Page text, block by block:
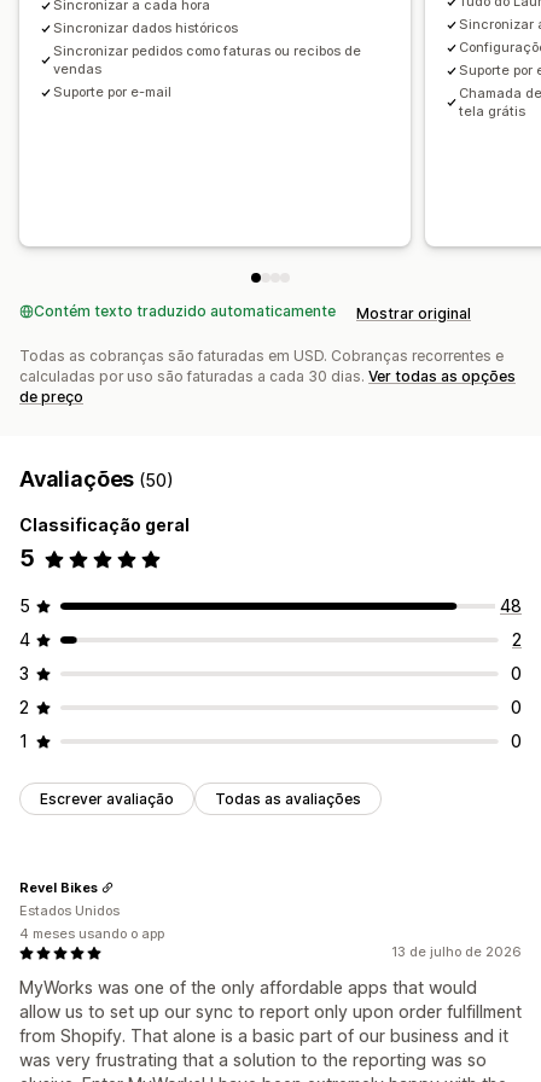
Sincronização de estoque em tempo real
Mapeamento de tributos sobre vendas
Conciliação bancária
Sincronizar a cada hora
Sincronizar dados históricos
Sincronizar pedidos como faturas ou recibos de
vendas
Suporte por e-mail
Sincronizar
Suporte por
Chamada
tela grátis
Contém texto traduzido automaticamente Mostrar original
Todas as cobranças são faturadas em USD. Cobranças recorrentes e
calculadas por uso são faturadas a cada 30 dias. Ver todas as opções
de preço
Avaliações (50)
Classificação geral
5
5
48
4
2
3
0
2
0
1
0
Escrever avaliação Todas as avaliações
13 de julho de 2026
MyWorks was one of the only affordable apps that would
allow us to set up our sync to report only upon order fulfillment
from Shopify. That alone is a basic part of our business and it
was very frustrating that a solution to the reporting was so
Revel Bikes
Estados Unidos
4 meses usando o app